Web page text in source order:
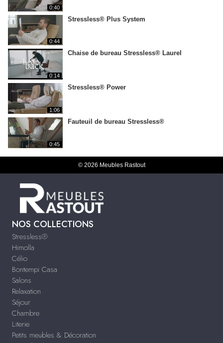
0:40
0:44
Stressless® Plus System
0:14
Chaise de bureau Stressless® Laurel
1:06
Stressless® Power
0:45
Fauteuil de bureau Stressless®
© 2026 Meubles Rastout
NOS COLLECTIONS
Stressless®
Himolla
Célio
Bontempi Casa
Salons
Relaxation
Séjour
Chambre
Literie
Petits meubles & Décoration